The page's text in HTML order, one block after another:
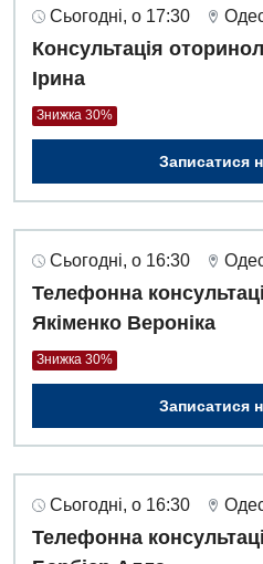
Сьогодні, о 17:30
Консультація
Ірина
Знижка 30%
Записатися
Сьогодні, о 16:30
Телефонна
Якіменко Вероніка
Знижка 30%
Записатися
Сьогодні, о 16:30
Телефонна